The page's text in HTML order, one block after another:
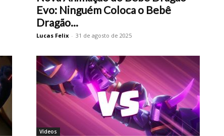
Evo: Ninguém Coloca o Bebê
Dragão...
Lucas Felix - 31 de agosto de 2025
Vídeos